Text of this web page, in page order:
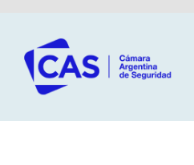
contenido